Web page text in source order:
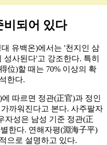
비되어 있다
유백온)에서는 '천지인 삼
사된다'고 강조한다. 특히
位)할 때는 70% 이상의 확
한다.
따르면 정관(正官)과 정인
까워진다고 본다. 사주팔자
자성은 남성 기준 정관(正
한다. 연해자평(淵海子平)
으로 설명하고 있다.